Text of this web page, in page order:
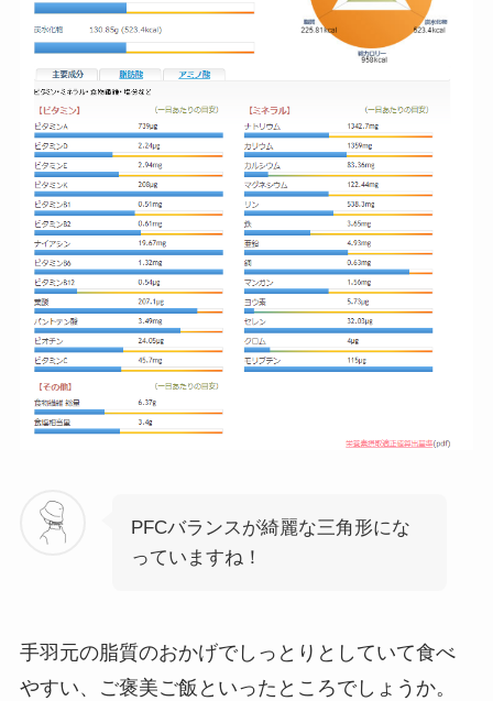
PFCバランスが綺麗な三角形にな
っていますね！
手羽元の脂質のおかげでしっとりとしていて食べ
やすい、ご褒美ご飯といったところでしょうか。